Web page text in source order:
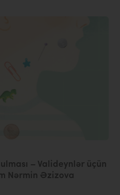
– Valideynlər üçün
Nərmin Əzizova